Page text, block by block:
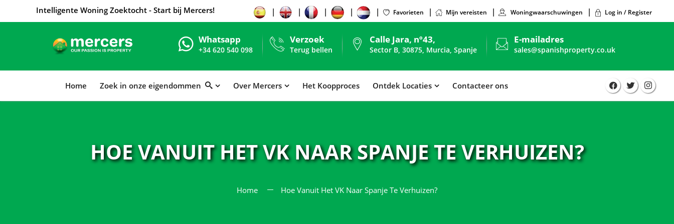
Intelligente Woning Zoektocht - Start bij Mercers! Favorieten Mijn vereisten Woningwaarschuwingen Log in / Register
Whatsapp
+34 620 540 098
Verzoek
Terug bellen
Calle Jara, nº43,
Sector B, 30875, Murcia, Spanje
E-mailadres
sales@spanishproperty.co.uk
Home Zoek in onze eigendommen Over Mercers Het Koopproces Ontdek Locaties Contacteer ons
HOE VANUIT HET VK NAAR SPANJE TE VERHUIZEN?
Home Hoe Vanuit Het VK Naar Spanje Te Verhuizen?